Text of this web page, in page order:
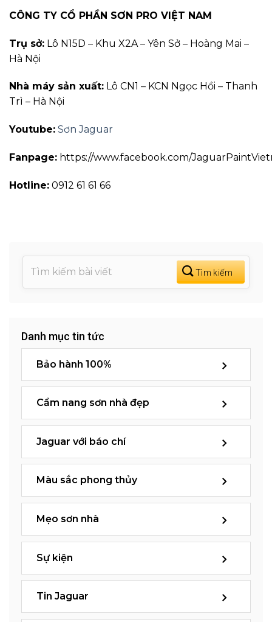
CÔNG TY CỔ PHẦN SƠN PRO VIỆT NAM
Trụ sở: Lô N15D – Khu X2A – Yên Sở – Hoàng Mai –
Hà Nội
Nhà máy sản xuất: Lô CN1 – KCN Ngọc Hồi – Thanh
Trì – Hà Nội
Youtube: Sơn Jaguar
Fanpage: https://www.facebook.com/
Hotline: 0912 61 61 66
Danh mục tin tức
Bảo hành 100%
Cẩm nang sơn nhà đẹp
Jaguar với báo chí
Màu sắc phong thủy
Mẹo sơn nhà
Sự kiện
Tin Jaguar